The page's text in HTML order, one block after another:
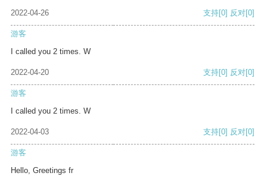
2022-04-26 支持[0] 反对[0]
游客
I called you 2 times. W
2022-04-20 支持[0] 反对[0]
游客
I called you 2 times. W
2022-04-03 支持[0] 反对[0]
游客
Hello, Greetings fr